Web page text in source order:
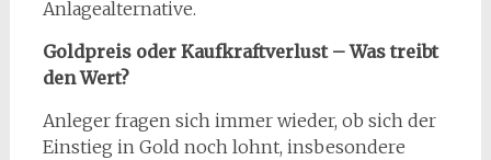
Anlagealternative.
Goldpreis oder Kaufkraftverlust – Was treibt
den Wert?
Anleger fragen sich immer wieder, ob sich der
Einstieg in Gold noch lohnt, insbesondere